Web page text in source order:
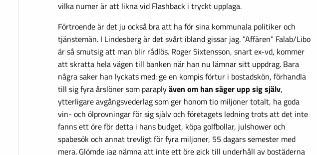
vilka numer är att likna vid Flashback i tryckt upplaga.
Förtroende är det ju också bra att ha för sina kommunala politiker och
tjänstemän. I Lindesberg är det svårt ibland gissar jag. ”Affären” Falab/Libo
är så smutsig att man blir rådlös. Roger Sixtensson, snart ex-vd, kommer
att skratta hela vägen till banken när han nu lämnar sitt uppdrag. Bara
några saker han lyckats med: ge en kompis förtur i bostadskön, förhandla
till sig fyra årslöner som paraplyäven om han säger upp sig själv,
ytterligare avgångsvederlag som ger honom tio miljoner totalt, ha goda
vin- och ölprovningar för sig själv och företagets ledning trots att det inte
fanns ett öre för detta i hans budget, köpa golfbollar, julshower och
spabesök och annat trevligt för fyra miljoner, 55 dagars semester med
mera. Glömde jag nämna att inte ett öre gick till underhåll av bostäderna